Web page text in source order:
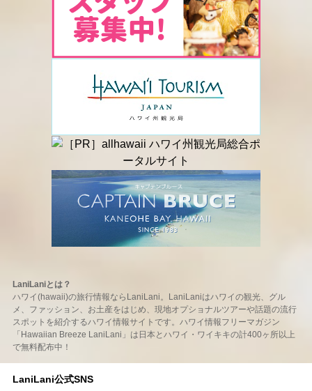
LaniLaniとは？
ハワイ(hawaii)の旅行情報ならLaniLani。LaniLaniはハワイの観光、グル
メ、ファッション、お土産をはじめ、現地オプショナルツアーや話題の流行
スポットを紹介するハワイ情報サイトです。ハワイ情報フリーマガジン
「Hawaiian Breeze LaniLani」は日本とハワイ・ワイキキの計400ヶ所以上
で無料配布中！
LaniLani公式SNS